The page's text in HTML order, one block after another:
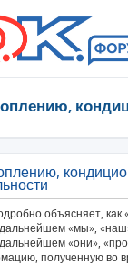
объясняет,
«мы»,
«они»,
полученную во